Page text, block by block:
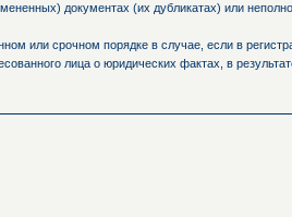
документах (их дубликатах) или
или срочном порядке в случае, если в
лица о юридических фактах, в